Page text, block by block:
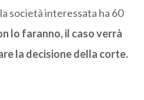
società interessata ha 60
lo faranno, il caso verrà
la decisione della corte.